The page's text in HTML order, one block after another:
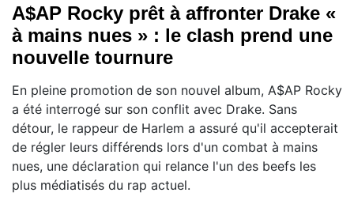
A$AP Rocky prêt à affronter Drake «
à mains nues » : le clash prend une
nouvelle tournure
En pleine promotion de son nouvel album, A$AP Rocky
a été interrogé sur son conflit avec Drake. Sans
détour, le rappeur de Harlem a assuré qu'il accepterait
de régler leurs différends lors d'un combat à mains
nues, une déclaration qui relance l'un des beefs les
plus médiatisés du rap actuel.